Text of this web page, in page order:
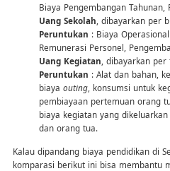
Biaya Pengembangan Tahunan,
Uang Sekolah , dibayarkan per
Peruntukan : Biaya
Remunerasi Personel,
Uang Kegiatan , dibayarkan
Peruntukan : Alat dan bahan,
biayaouting , konsumsi untuk
pembiayaan pertemuan orang
biaya kegiatan yang
dan orang tua.
Kalau dipandang biaya pendidikan di
komparasi berikut ini bisa membantu